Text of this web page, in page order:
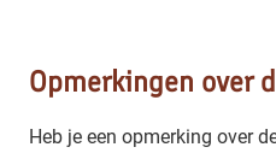
Opmerkingen over
Heb je een opmerking over